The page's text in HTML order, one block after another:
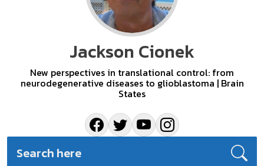
Jackson Cionek
New perspectives in translational control: from
neurodegenerative diseases to glioblastoma | Brain
States